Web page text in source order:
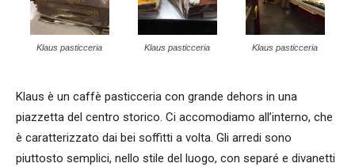
Klaus pasticceria Klaus pasticceria Klaus pasticceria
Klaus è un caffè pasticceria con grande dehors in una
piazzetta del centro storico. Ci accomodiamo all’interno, che
è caratterizzato dai bei soffitti a volta. Gli arredi sono
piuttosto semplici, nello stile del luogo, con separé e divanetti